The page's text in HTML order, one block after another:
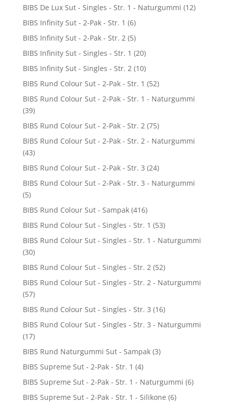
BIBS De Lux Sut - Singles - Str. 1 - Naturgummi (12)
BIBS Infinity Sut - 2-Pak - Str. 1 (6)
BIBS Infinity Sut - 2-Pak - Str. 2 (5)
BIBS Infinity Sut - Singles - Str. 1 (20)
BIBS Infinity Sut - Singles - Str. 2 (10)
BIBS Rund Colour Sut - 2-Pak - Str. 1 (52)
BIBS Rund Colour Sut - 2-Pak - Str. 1 - Naturgummi
(39)
BIBS Rund Colour Sut - 2-Pak - Str. 2 (75)
BIBS Rund Colour Sut - 2-Pak - Str. 2 - Naturgummi
(43)
BIBS Rund Colour Sut - 2-Pak - Str. 3 (24)
BIBS Rund Colour Sut - 2-Pak - Str. 3 - Naturgummi
(5)
BIBS Rund Colour Sut - Sampak (416)
BIBS Rund Colour Sut - Singles - Str. 1 (53)
BIBS Rund Colour Sut - Singles - Str. 1 - Naturgummi
(30)
BIBS Rund Colour Sut - Singles - Str. 2 (52)
BIBS Rund Colour Sut - Singles - Str. 2 - Naturgummi
(57)
BIBS Rund Colour Sut - Singles - Str. 3 (16)
BIBS Rund Colour Sut - Singles - Str. 3 - Naturgummi
(17)
BIBS Rund Naturgummi Sut - Sampak (3)
BIBS Supreme Sut - 2-Pak - Str. 1 (4)
BIBS Supreme Sut - 2-Pak - Str. 1 - Naturgummi (6)
BIBS Supreme Sut - 2-Pak - Str. 1 - Silikone (6)